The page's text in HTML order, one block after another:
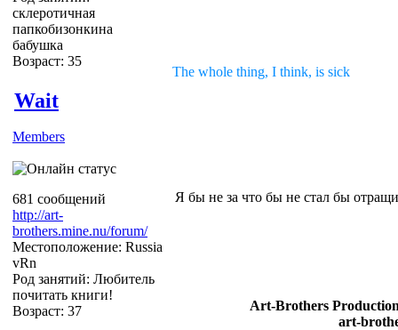
склеротичная
папкобизонкина
бабушка
Возраст: 35
The whole thing, I think, is sick
Wait
Members
681 сообщений
http://art-
brothers.mine.nu/forum/
Местоположение: Russia
vRn
Род занятий: Любитель
почитать книги!
Возраст: 37
Я бы не за что бы не стал бы
Art-Brothers
art-